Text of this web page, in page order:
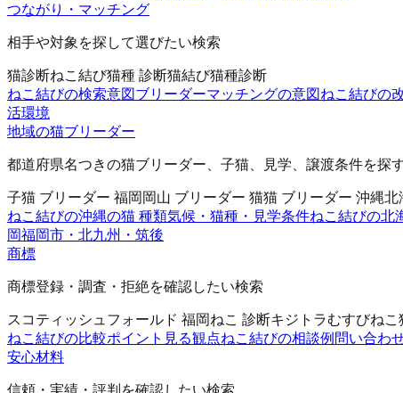
つながり・マッチング
相手や対象を探して選びたい検索
猫診断ねこ結び猫種 診断猫結び猫種診断
ねこ結びの検索意図 ブリーダーマッチングの意図 ねこ結びの
活環境
地域の猫ブリーダー
都道府県名つきの猫ブリーダー、子猫、見学、譲渡条件を探
子猫 ブリーダー 福岡 岡山 ブリーダー 猫猫 ブリーダー 沖縄北
ねこ結びの沖縄の猫 種類気候・猫種・見学条件ねこ結びの北
岡福岡市・北九州・筑後
商標
商標登録・調査・拒絶を確認したい検索
スコティッシュフォールド 福岡ねこ 診断キジトラむすびねこ
ねこ結びの比較ポイント 見る観点ねこ結びの相談例 問い合わ
安心材料
信頼・実績・評判を確認したい検索